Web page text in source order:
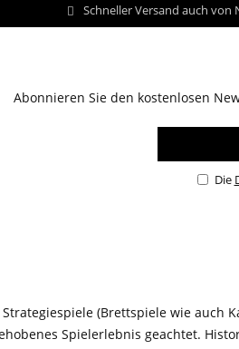
Schneller Versand auch von
Abonnieren Sie den kostenlosen
Die
(Brettspiele wie auch
Spielerlebnis geachtet.